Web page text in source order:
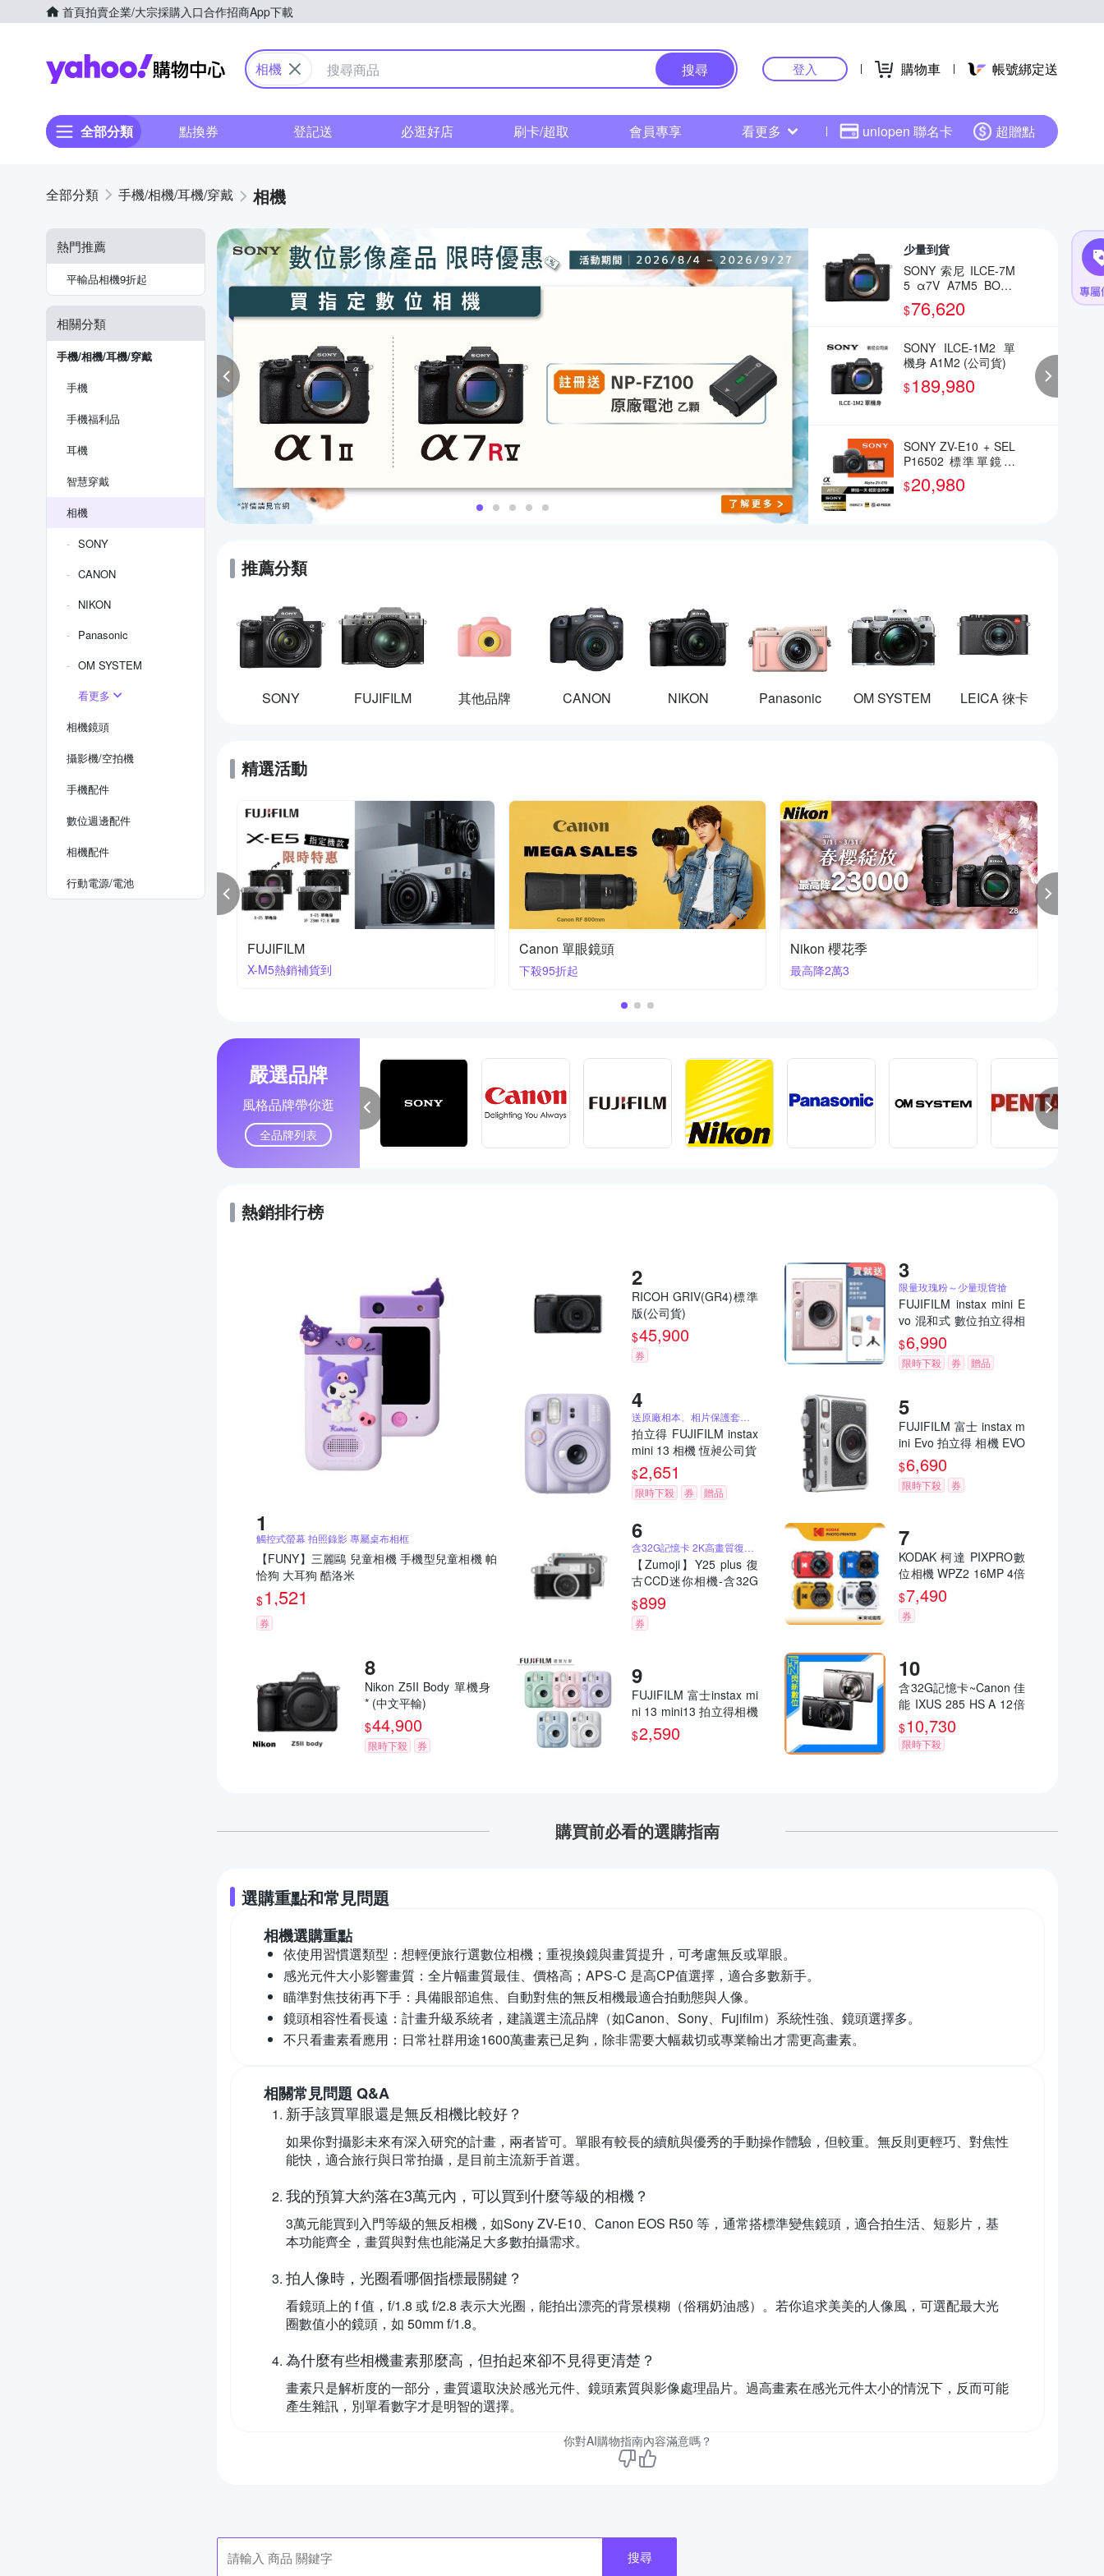
首頁拍賣企業/大宗採購入口合作招商App下載
Yahoo購物中心
相機 搜尋 登入 購物車 帳號綁定送
全部分類 點換券 登記送 必逛好店 刷卡/超取 會員專享 看更多 uniopen 聯名卡 超贈點
手機/相機/耳機/穿戴 相機
熱門推薦
平輸品相機9折起
相關分類
手機/相機/耳機/穿戴
手機
手機福利品
耳機
智慧穿戴
相機
SONY
CANON
NIKON
Panasonic
OM SYSTEM
看更多
相機鏡頭
攝影機/空拍機
手機配件
數位週邊配件
相機配件
行動電源/電池
少量到貨
SONY 索尼 ILCE-7M
5 α7V A7M5 BODY
全片幅相機(公司貨)
$76,620
SONY ILCE-1M2 單
機身 A1M2 (公司貨)
$189,980
SONY ZV-E10 + SEL
P16502 標準單鏡組
(公司貨)
$20,980
推薦分類
SONY FUJIFILM 其他品牌 CANON NIKON Panasonic OM SYSTEM LEICA 徠卡
精選活動
寶麗來印相機系列
買就送相紙
Nikon Z 鏡頭 | 首購送膠囊傘
70-200mm F2.8
富士熱銷新款
下殺93折起再獨家贈
嚴選品牌
風格品牌帶你逛
全品牌列表
熱銷排行榜
觸控式螢幕 拍照錄影 專屬桌布相框
【FUNY】三麗鷗 兒童相機 手機型兒童相機 帕
恰狗 大耳狗 酷洛米
$1,521
券
RICOH GRIV(GR4)標準
版(公司貨)
$45,900
券
限量玫瑰粉～少量現貨搶
FUJIFILM instax mini E
vo 混和式 數位拍立得相
機 公司貨 EVO 玫瑰粉
$6,990
限時下殺 券 贈品
送原廠相本、相片保護套、原廠束口袋
拍立得 FUJIFILM instax
mini 13 相機 恆昶公司貨
$2,651
限時下殺 券 贈品
FUJIFILM 富士 instax m
ini Evo 拍立得 相機 EVO
公司貨
$6,690
限時下殺 券
含32G記憶卡 2K高畫質復古小相機
【Zumoji】Y25 plus 復
古CCD迷你相機-含32G
記憶卡｜2k畫質 大螢幕
網紅推薦款 穿搭配件 聖
誕禮物
$899
券
KODAK 柯達 PIXPRO數
位相機 WPZ2 16MP 4倍
光學變焦 防水數位相機
公司貨
$7,490
券
Nikon Z5II Body 單機身
* (中文平輸)
$44,900
限時下殺 券
FUJIFILM 富士instax mi
ni 13 mini13 拍立得相機
馬上看相機 恆昶公司貨
$2,590
含32G記憶卡~Canon 佳
能 IXUS 285 HS A 12倍
變焦 數位相機(285HS,
公司貨)
$10,730
限時下殺
購買前必看的選購指南
選購重點和常見問題
相機選購重點
依使用習慣選類型： 想輕便旅行選數位相機；重視換鏡與畫質提升，可考慮無反或單眼。
感光元件大小影響畫質： 全片幅畫質最佳、價格高；APS-C 是高CP值選擇，適合多數新手。
瞄準對焦技術再下手： 具備眼部追焦、自動對焦的無反相機最適合拍動態與人像。
鏡頭相容性看長遠： 計畫升級系統者，建議選主流品牌（如Canon、Sony、Fujifilm）系統性強、鏡頭選擇多。
不只看畫素看應用： 日常社群用途1600萬畫素已足夠，除非需要大幅裁切或專業輸出才需更高畫素。
相關常見問題 Q&A
新手該買單眼還是無反相機比較好？
如果你對攝影未來有深入研究的計畫，兩者皆可。單眼有較長的續航與優秀的手動操作體驗，但較重。無反則更輕巧、對焦性
能快，適合旅行與日常拍攝，是目前主流新手首選。
我的預算大約落在3萬元內，可以買到什麼等級的相機？
3萬元能買到入門等級的無反相機，如Sony ZV-E10、Canon EOS R50 等，通常搭標準變焦鏡頭，適合拍生活、短影片，基
本功能齊全，畫質與對焦也能滿足大多數拍攝需求。
拍人像時，光圈看哪個指標最關鍵？
看鏡頭上的 f 值，f/1.8 或 f/2.8 表示大光圈，能拍出漂亮的背景模糊（俗稱奶油感）。若你追求美美的人像風，可選配最大光
圈數值小的鏡頭，如 50mm f/1.8。
為什麼有些相機畫素那麼高，但拍起來卻不見得更清楚？
畫素只是解析度的一部分，畫質還取決於感光元件、鏡頭素質與影像處理晶片。過高畫素在感光元件太小的情況下，反而可能
產生雜訊，別單看數字才是明智的選擇。
你對AI購物指南內容滿意嗎？
搜尋